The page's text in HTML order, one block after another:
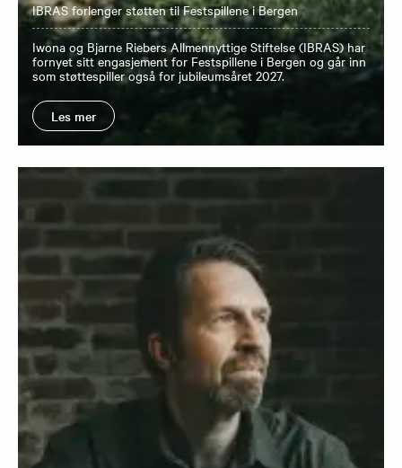
IBRAS forlenger støtten til Festspillene i Bergen
Iwona og Bjarne Riebers Allmennyttige Stiftelse (IBRAS) har
fornyet sitt engasjement for Festspillene i Bergen og går inn
som støttespiller også for jubileumsåret 2027.
Les mer